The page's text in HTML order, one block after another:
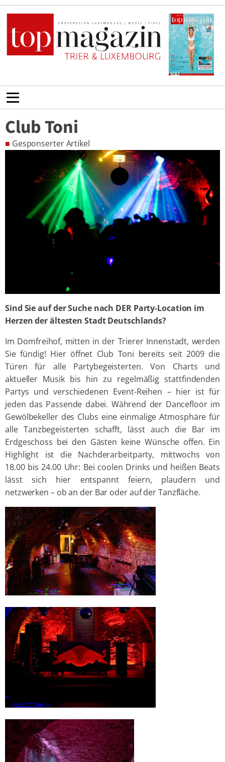
Club Toni
■ Gesponserter Artikel
Sind Sie auf der Suche nach DER Party-Location im
Herzen der ältesten Stadt Deutschlands?
Im Domfreihof, mitten in der Trierer Innenstadt, werden
Sie fündig! Hier öffnet Club Toni bereits seit 2009 die
Türen für alle Partybegeisterten. Von Charts und
aktueller Musik bis hin zu regelmäßig stattfindenden
Partys und verschiedenen Event-Reihen – hier ist für
jeden das Passende dabei. Während der Dancefloor im
Gewölbekeller des Clubs eine einmalige Atmosphäre für
alle Tanzbegeisterten schafft, lässt auch die Bar im
Erdgeschoss bei den Gästen keine Wünsche offen. Ein
Highlight ist die Nachderarbeitparty, mittwochs von
18.00 bis 24.00 Uhr: Bei coolen Drinks und heißen Beats
lässt sich hier entspannt feiern, plaudern und
netzwerken – ob an der Bar oder auf der Tanzfläche.